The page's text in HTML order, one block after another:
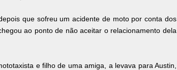
que sofreu um acidente de moto por conta dos
ao ponto de não aceitar o relacionamento dela
e filho de uma amiga, a levava para Austin,